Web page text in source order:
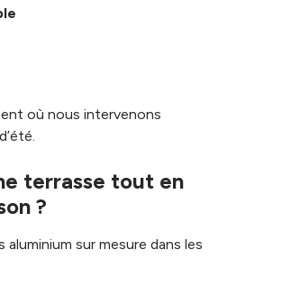
où nous intervenons
terrasse tout en
?
sur mesure dans les